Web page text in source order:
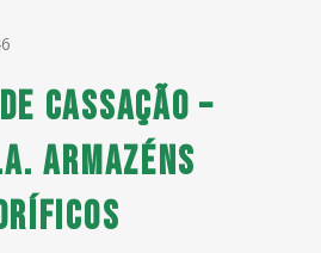
Cassação –
ARMAZÉNS